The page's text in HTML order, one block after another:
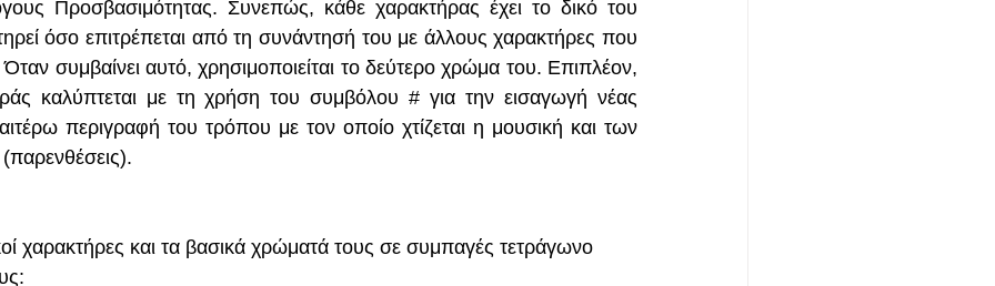
Προσβασιμότητας. Συνεπώς, κάθε χαρακτήρας έχει το δικό του
όσο επιτρέπεται από τη συνάντησή του με άλλους χαρακτήρες που
συμβαίνει αυτό, χρησιμοποιείται το δεύτερο χρώμα του. Επιπλέον,
καλύπτεται με τη χρήση του συμβόλου # για την εισαγωγή νέας
περιγραφή του τρόπου με τον οποίο χτίζεται η μουσική και των
χαρακτήρες και τα βασικά χρώματά τους σε συμπαγές τετράγωνο